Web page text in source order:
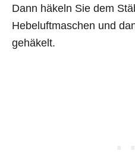
Dann häkeln Sie dem
Hebeluftmaschen und
gehäkelt.